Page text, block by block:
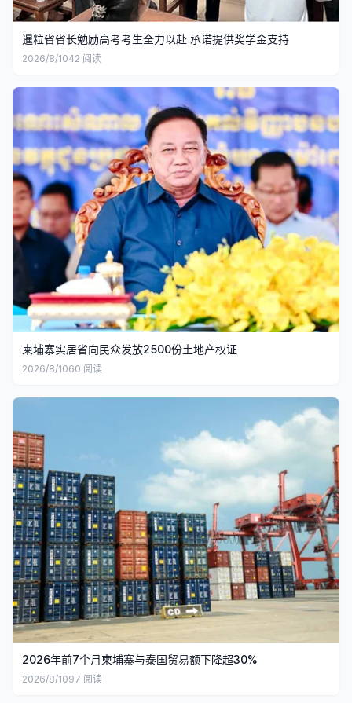
暹粒省省长勉励高考考生全力以赴 承诺提供奖学金支持
2026/8/1042 阅读
柬埔寨实居省向民众发放2500份土地产权证
2026/8/1060 阅读
2026年前7个月柬埔寨与泰国贸易额下降超30%
2026/8/1097 阅读